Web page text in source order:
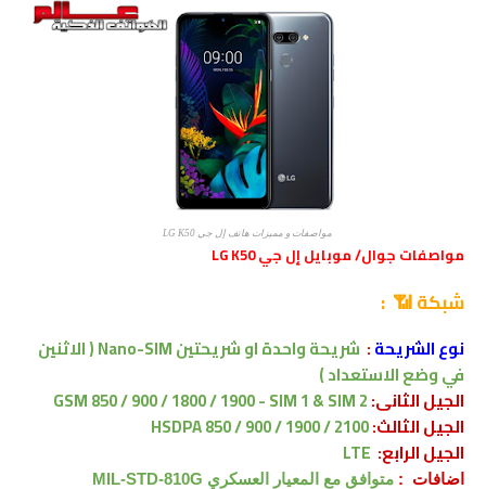
مواصفات و مميزات هاتف إل جي LG K50
مواصفات جوال/ موبايل إل جي LG K50
شبكة 📶 :
نوع الشريحة: شريحة واحدةاو
شريحتين Nano-SIM ( الاثنين
في وضع الاستعداد )
الجيل الثانى:GSM 850 / 900 / 1800 / 1900 - SIM 1 & SIM 2
الجيل الثالث:HSDPA 850 / 900 / 1900 / 2100
الجيل الرابع: LTE
اضافات : ﻣﺘﻮﺍﻓﻖ ﻣﻊ ﺍﻟﻤﻌﻴﺎﺭ ﺍﻟﻌﺴﻜﺮﻱ MIL-STD-810G